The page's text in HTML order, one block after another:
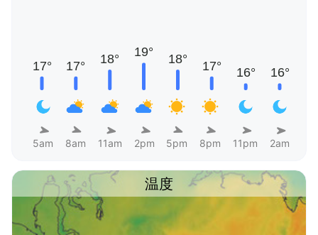
5am 8am 11am 2pm 5pm 8pm 11pm 2am
温度